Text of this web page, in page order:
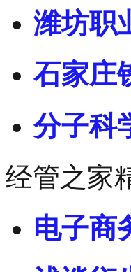
潍坊职
石家庄
分子科
经管之家
电子商